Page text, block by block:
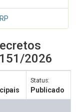
2026
Status:
Publicado